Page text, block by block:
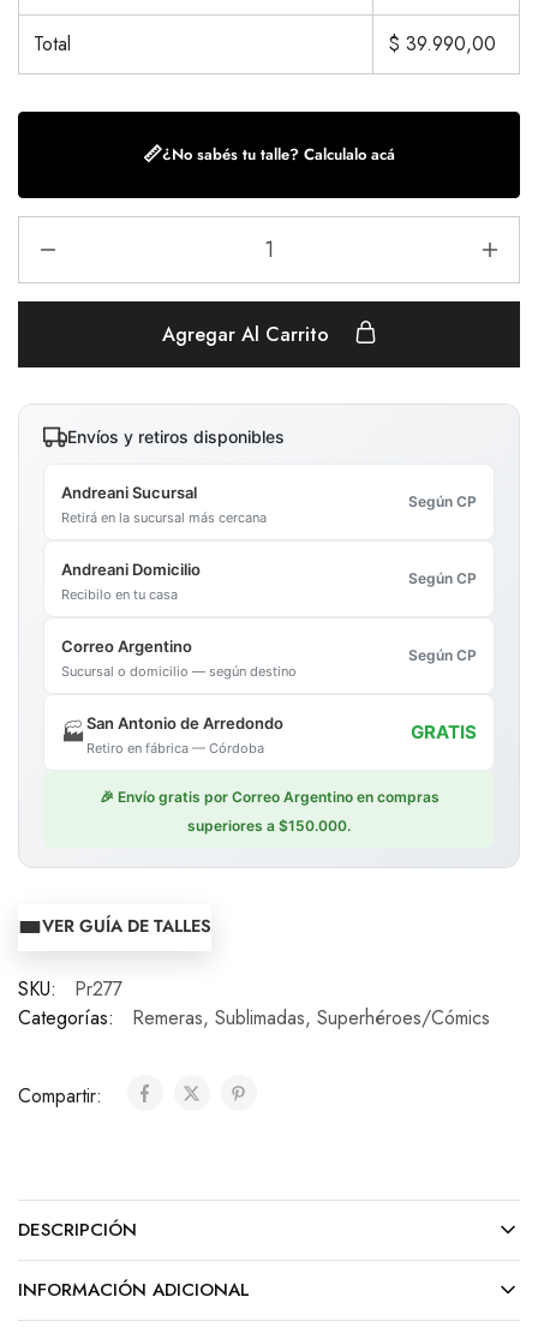
Total $ 39.990,00
📏¿No sabés tu talle? Calculalo acá
Agregar Al Carrito
Envíos y retiros disponibles
Andreani Sucursal
Retirá en la sucursal más cercana
Según CP
Andreani Domicilio
Recibilo en tu casa
Según CP
Correo Argentino
Sucursal o domicilio — según destino
Según CP
🏭San Antonio de Arredondo
Retiro en fábrica — Córdoba
GRATIS
🎉 Envío gratis por Correo Argentino en compras
superiores a $150.000.
VER GUÍA DE TALLES
SKU:
Pr277
Categorías:
Remeras, Sublimadas, Superhéroes/Cómics
Compartir:
DESCRIPCIÓN
INFORMACIÓN ADICIONAL